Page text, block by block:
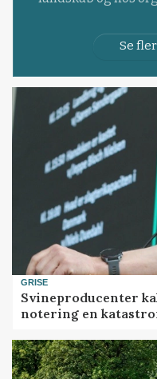
Se
GRISE
Svineproducenter
notering en